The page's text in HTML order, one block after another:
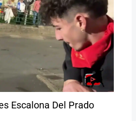
Escalona Del Prado